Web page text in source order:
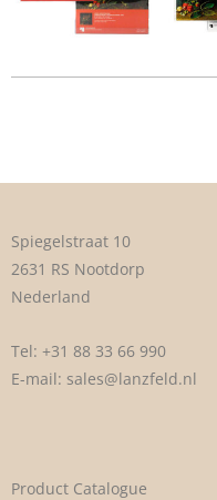
Spiegelstraat 10
2631 RS Nootdorp
Nederland
Tel: +31 88 33 66 990
E-mail: sales@lanzfeld.nl
Product Catalogue